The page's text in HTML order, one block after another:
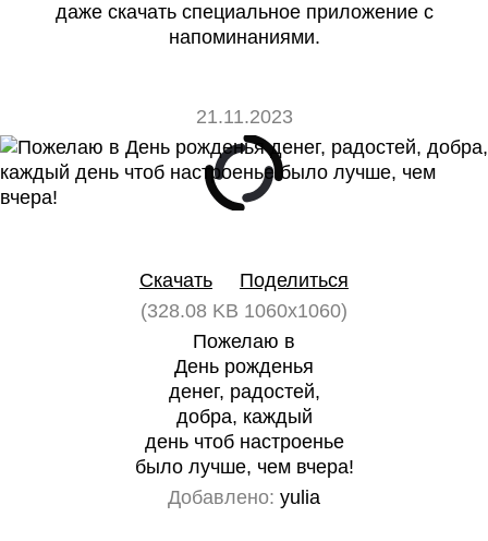
даже скачать специальное приложение с
напоминаниями.
21.11.2023
Скачать
Поделиться
(328.08 KB 1060x1060)
Пожелаю в
День рожденья
денег, радостей,
добра, каждый
день чтоб настроенье
было лучше, чем вчера!
Добавлено: yulia